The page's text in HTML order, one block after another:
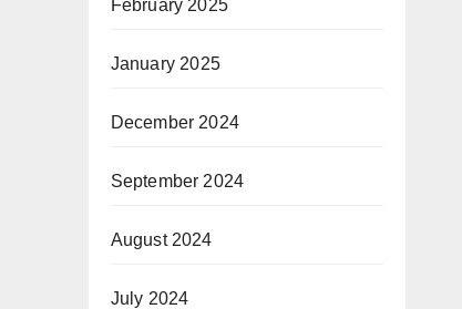
February 2025
January 2025
December 2024
September 2024
August 2024
July 2024